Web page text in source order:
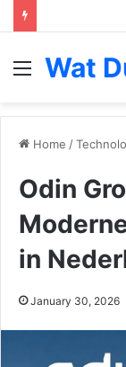
Menu
Wat
Home /
Odin
in
January 30, 2026